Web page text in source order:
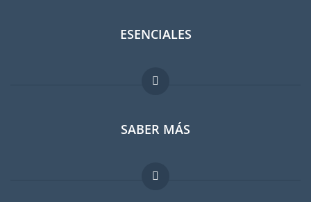
ESENCIALES
Foro para expatriados
Guia para expatriados
Trabajos en el extranjero
SABER MÁS
FAQ